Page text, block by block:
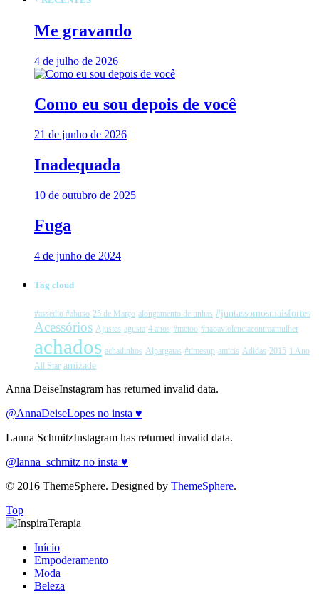
Me gravando
4 de julho de 2026
Como eu sou depois de você
21 de junho de 2026
Inadequada
10 de outubro de 2025
Fuga
4 de junho de 2024
Tag cloud
#assedio #abuso 25 de Março alongamento de unhas #juntassomosmaisfortes
Acessórios Ajustes agusta 4 anos #metoo #naoaviolenciacontraamulher
achados achadinhos Alpargatas #timesup amicis Adidas 2015 1 Ano
All Star amizade
Anna DeiseInstagram has returned invalid data.
@AnnaDeiseLopes no insta ♥
Lanna SchmitzInstagram has returned invalid data.
@lanna_schmitz no insta ♥
© 2016 ThemeSphere. Designed by ThemeSphere.
Top
Início
Empoderamento
Moda
Beleza